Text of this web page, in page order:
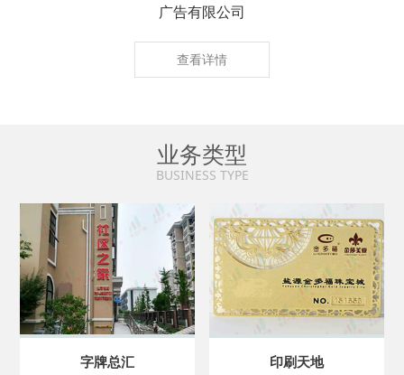
广告有限公司
查看详情
业务类型
BUSINESS TYPE
字牌总汇 印刷天地